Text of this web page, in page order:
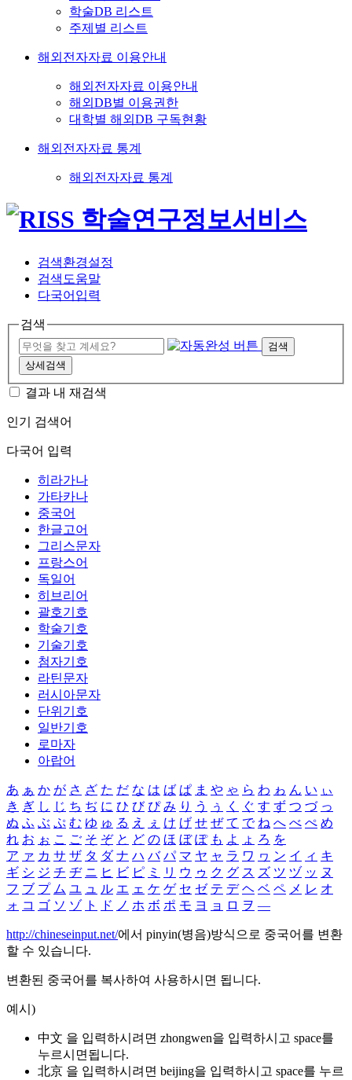
학술DB 리스트
주제별 리스트
해외전자자료 이용안내
해외전자자료 이용안내
해외DB별 이용권한
대학별 해외DB 구독현황
해외전자자료 통계
해외전자자료 통계
검색환경설정
검색도움말
다국어입력
검색
검색
상세검색
결과 내 재검색
인기 검색어
다국어 입력
히라가나
가타카나
중국어
한글고어
그리스문자
프랑스어
독일어
히브리어
괄호기호
학술기호
기술기호
첨자기호
라틴문자
러시아문자
단위기호
일반기호
로마자
아랍어
あ ぁ か が さ ざ た だ な は ば ぱ ま や ゃ ら わ ゎ ん い ぃ
き ぎ し じ ち ぢ に ひ び ぴ み り う ぅ く ぐ す ず つ づ っ
ぬ ふ ぶ ぷ む ゆ ゅ る え ぇ け げ せ ぜ て で ね へ べ ぺ め
れ お ぉ こ ご そ ぞ と ど の ほ ぼ ぽ も よ ょ ろ を
ア ァ カ サ ザ タ ダ ナ ハ バ パ マ ヤ ャ ラ ワ ヮ ン イ ィ キ
ギ シ ジ チ ヂ ニ ヒ ビ ピ ミ リ ウ ゥ ク グ ス ズ ツ ヅ ッ ヌ
フ ブ プ ム ユ ュ ル エ ェ ケ ゲ セ ゼ テ デ ヘ ベ ペ メ レ オ
ォ コ ゴ ソ ゾ ト ド ノ ホ ボ ポ モ ヨ ョ ロ ヲ ―
http://chineseinput.net/에서 pinyin(병음)방식으로 중국어를 변환
할 수 있습니다.
변환된 중국어를 복사하여 사용하시면 됩니다.
예시)
中文 을 입력하시려면 zhongwen을 입력하시고 space를
누르시면됩니다.
北京 을 입력하시려면 beijing을 입력하시고 space를 누르